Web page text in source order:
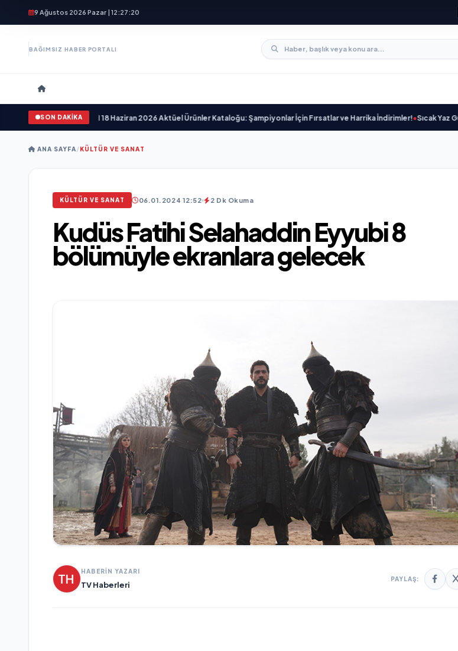
9 Ağustos 2026 Pazar | 12:27:22
BAĞIMSIZ HABER PORTALI
SON DAKİKA
Sizi Bekliyor!•A101 18 Haziran 2026 Aktüel Ürünler Kataloğu: Şampiyonlar İçin Fırsatlar ve Harrika İndirimler!•Sıcak Yaz
ANA SAYFA/KÜLTÜR VE SANAT
KÜLTÜR VE SANAT 06.01.2024 12:52 2 Dk Okuma
Kudüs Fatihi Selahaddin Eyyubi 8
bölümüyle ekranlara gelecek
HABERİN YAZARI
TV Haberleri
PAYLAŞ: